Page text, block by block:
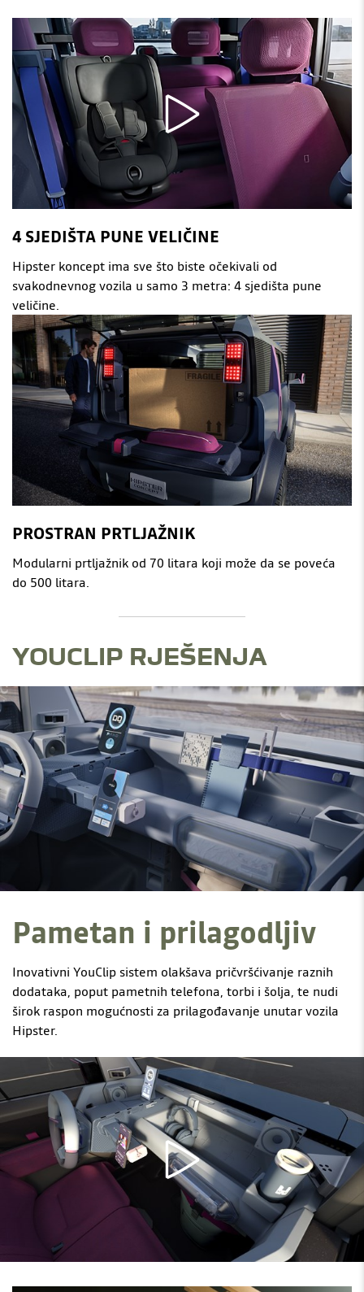
4 SJEDIŠTA PUNE VELIČINE
Hipster koncept ima sve što biste očekivali od
svakodnevnog vozila u samo 3 metra: 4 sjedišta pune
veličine.
PROSTRAN PRTLJAŽNIK
Modularni prtljažnik od 70 litara koji može da se poveća
do 500 litara.
YOUCLIP RJEŠENJA
Pametan i prilagodljiv
Inovativni YouClip sistem olakšava pričvršćivanje raznih
dodataka, poput pametnih telefona, torbi i šolja, te nudi
širok raspon mogućnosti za prilagođavanje unutar vozila
Hipster.